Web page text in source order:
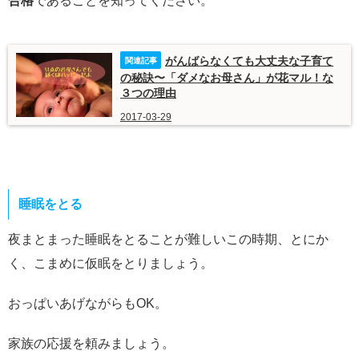
がんばらなくても大丈夫な子育て
の秘訣〜「ダメなお母さん」が花マル！な
３つの理由
2017-03-29
睡眠をとる
夜まとまった睡眠をとることが難しいこの時期、とにか
く、こまめに仮眠をとりましょう。
おっぱいあげながらもOK。
家族の応援を頼みましょう。